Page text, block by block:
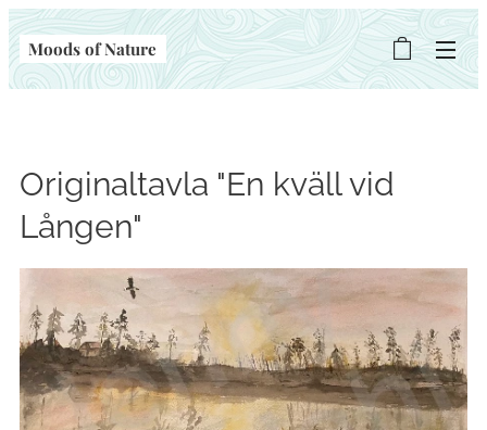
Moods of Nature
Originaltavla "En kväll vid
Lången"